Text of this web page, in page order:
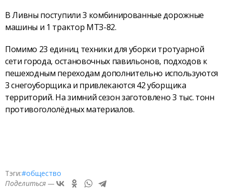
В Ливны поступили 3 комбинированные дорожные
машины и 1 трактор МТЗ-82.
Помимо 23 единиц техники для уборки тротуарной
сети города, остановочных павильонов, подходов к
пешеходным переходам дополнительно используются
3 снегоуборщика и привлекаются 42 уборщика
территорий. На зимний сезон заготовлено 3 тыс. тонн
противогололёдных материалов.
Тэги:#общество
Поделиться —